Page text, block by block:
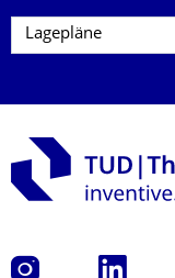
Instagram LinkedIn